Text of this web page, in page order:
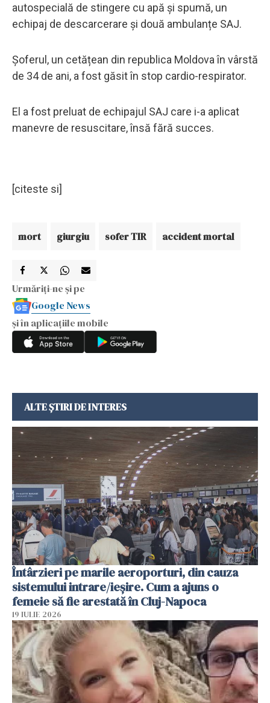
autospecială de stingere cu apă și spumă, un
echipaj de descarcerare și două ambulanțe SAJ.
Șoferul, un cetățean din republica Moldova în vârstă
de 34 de ani, a fost găsit în stop cardio-respirator.
El a fost preluat de echipajul SAJ care i-a aplicat
manevre de resuscitare, însă fără succes.
[citeste si]
mort giurgiu sofer TIR accident mortal
Urmăriți-ne și pe
Google News
și în aplicațiile mobile
ALTE ȘTIRI DE INTERES
Întârzieri pe marile aeroporturi, din cauza
sistemului intrare/ieșire. Cum a ajuns o
femeie să fie arestată în Cluj-Napoca
19 IULIE 2026